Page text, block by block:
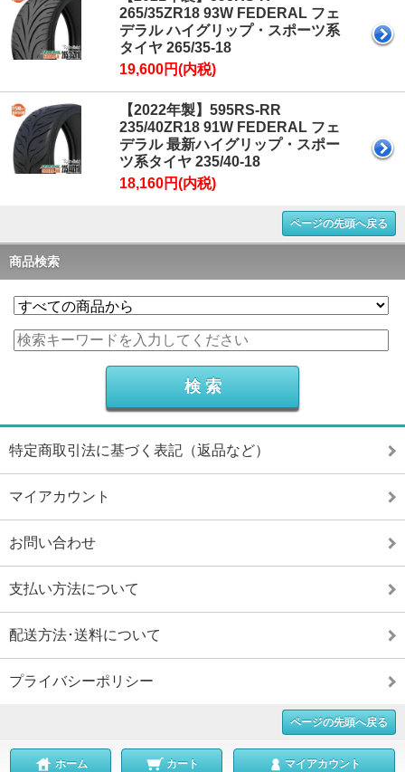
265/35ZR18 93W FEDERAL フェ
デラル ハイグリップ・スポーツ系
タイヤ 265/35-18
19,600円(内税)
【2022年製】595RS-RR
235/40ZR18 91W FEDERAL フェ
デラル 最新ハイグリップ・スポー
ツ系タイヤ 235/40-18
18,160円(内税)
ページの先頭へ戻る
商品検索
特定商取引法に基づく表記（返品など）
マイアカウント
お問い合わせ
支払い方法について
配送方法･送料について
プライバシーポリシー
ページの先頭へ戻る
ホーム カート マイアカウント